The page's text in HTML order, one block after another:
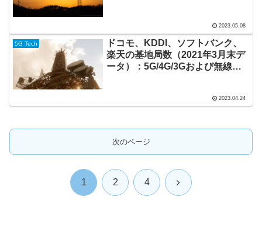
2023.05.08
5G Tech
ドコモ、KDDI、ソフトバンク、
楽天の基地局数（2021年3月末デ
ータ）：5G/4G/3Gおよび無線帯
2023.04.24
次のページ
1 2 4 次